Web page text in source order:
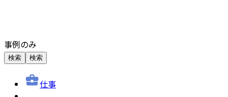
事例のみ
検索 検索
仕事